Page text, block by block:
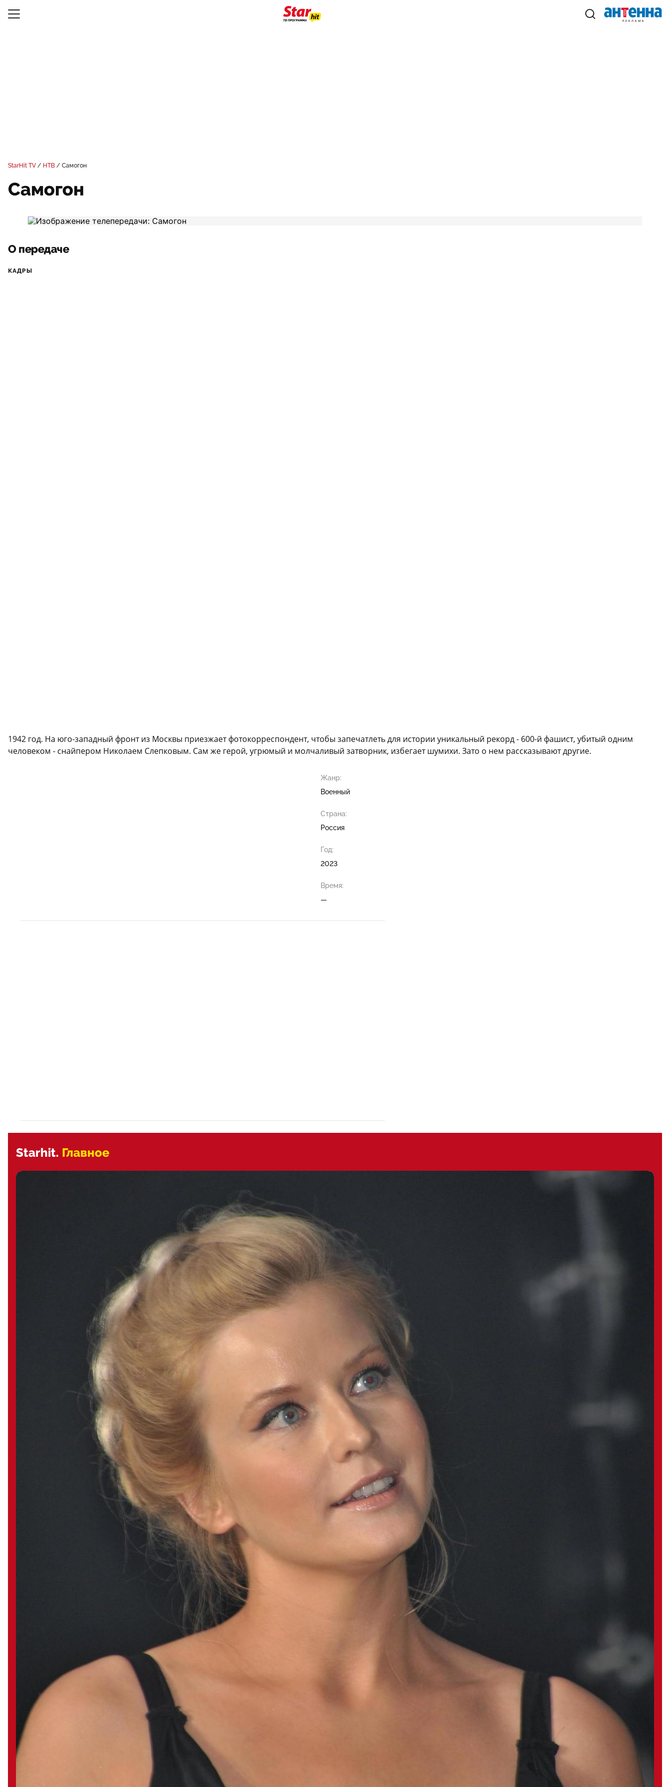
StarHit TV НТВ Самогон
Самогон
О передаче
КАДРЫ
1942 год. На юго-западный фронт из Москвы приезжает фотокорреспондент, чтобы запечатлеть для истории уникальный рекорд - 600-й фашист, убитый одним
человеком - снайпером Николаем Слепковым. Сам же герой, угрюмый и молчаливый затворник, избегает шумихи. Зато о нем рассказывают другие.
Жанр:
Военный
Страна:
Россия
Год:
2023
Время:
—
Starhit. Главное